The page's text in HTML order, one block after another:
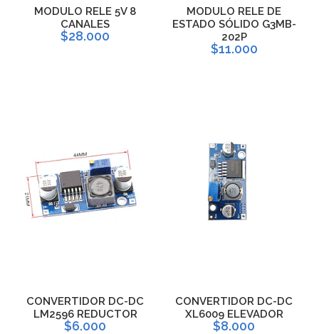
MODULO RELE 5V 8
CANALES
$28.000
MODULO RELE DE
ESTADO SÓLIDO G3MB-
202P
$11.000
CONVERTIDOR DC-DC
LM2596 REDUCTOR
$6.000
CONVERTIDOR DC-DC
XL6009 ELEVADOR
$8.000